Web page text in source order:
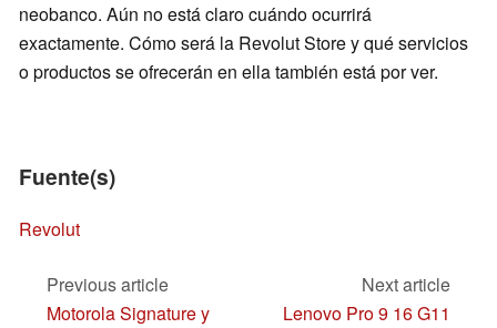
neobanco. Aún no está claro cuándo ocurrirá
exactamente. Cómo será la Revolut Store y qué servicios
o productos se ofrecerán en ella también está por ver.
Fuente(s)
Revolut
Previous article
Motorola Signature y
Next article
Lenovo Pro 9 16 G11